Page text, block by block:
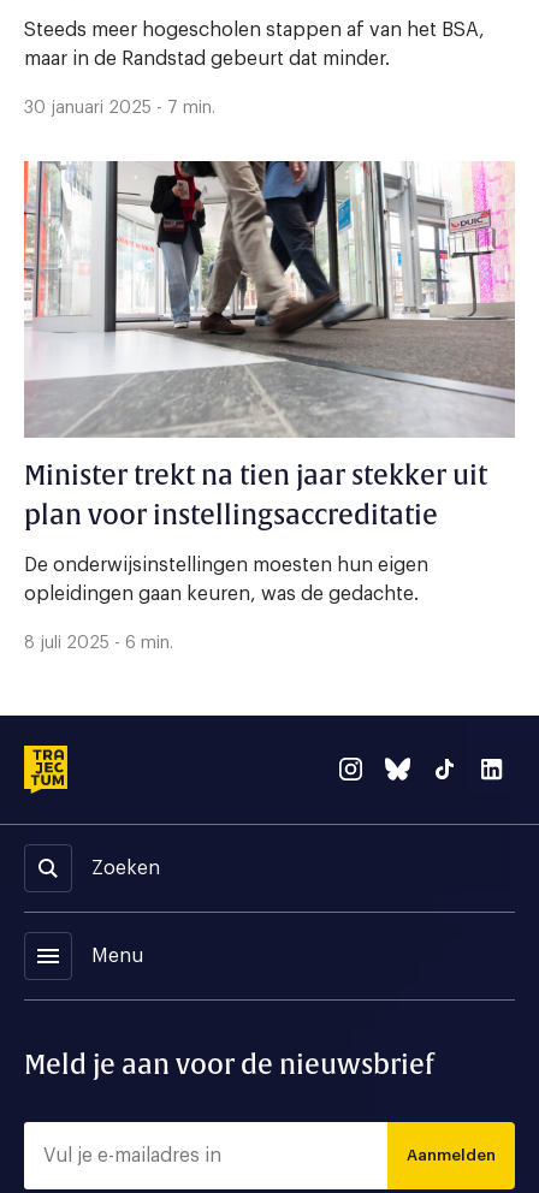
Steeds meer hogescholen stappen af van het BSA,
maar in de Randstad gebeurt dat minder.
30 januari 2025 - 7 min.
Minister trekt na tien jaar stekker uit
plan voor instellingsaccreditatie
De onderwijsinstellingen moesten hun eigen
opleidingen gaan keuren, was de gedachte.
8 juli 2025 - 6 min.
Zoeken
menu Menu
Meld je aan voor de nieuwsbrief
Aanmelden